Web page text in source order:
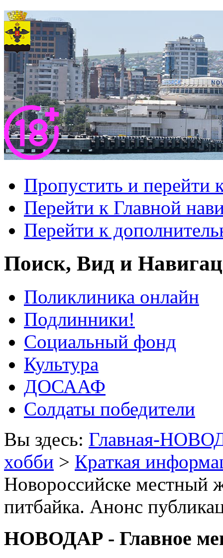
Пропустить и перейти
Перейти к Главной
Перейти к
Поиск, Вид и
Поликлиника онлайн
Подлинники!
Социальный фонд
Культура
ДОСААФ
Солдаты победители
Вы здесь: Главная-
хобби > Краткая
Новороссийске местный
питбайка. Анонс
НОВОДАР - Главное